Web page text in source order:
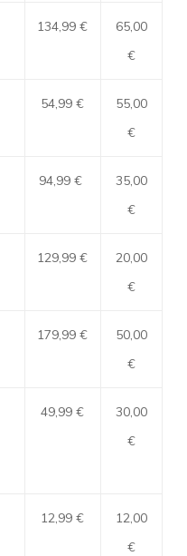
134,99 €
65,00
€
54,99 €
55,00
€
94,99 €
35,00
€
129,99 €
20,00
€
179,99 €
50,00
€
49,99 €
30,00
€
12,99 €
12,00
€